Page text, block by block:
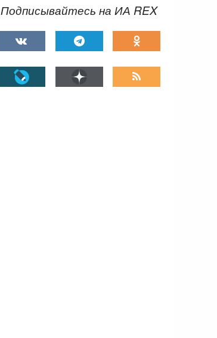
Подписывайтесь на ИА REX